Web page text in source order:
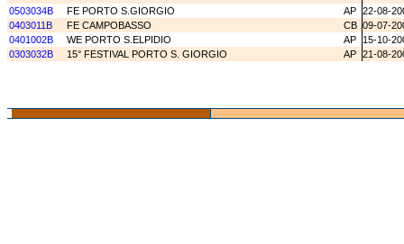
0503034B
FE PORTO S.GIORGIO AP 22-08-
0403011B
FE CAMPOBASSO CB 09-07-
0401002B
WE PORTO S.ELPIDIO AP
15-10-
0303032B
15° FESTIVAL PORTO S. GIORGIO AP 21-08-